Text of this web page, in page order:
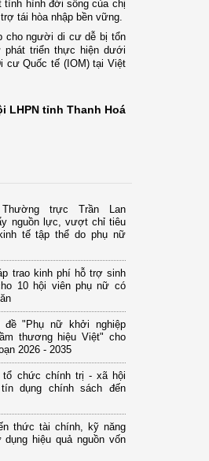
tình hình đời sống của chị
tái hòa nhập bền vững.
cho người di cư dễ bị tổn
phát triển thực hiện dưới
cư Quốc tế (IOM) tại Việt
LHPN tỉnh Thanh Hoá
trực Trần Lan
nguồn lực, vượt chỉ tiêu
tế tập thể do phụ nữ
trao kinh phí hỗ trợ sinh
10 hội viên phụ nữ có
"Phụ nữ khởi nghiệp
thương hiệu Việt" cho
2026 - 2035
tổ chức chính trị - xã hội
dụng chính sách đến
thức tài chính, kỹ năng
hiệu quả nguồn vốn